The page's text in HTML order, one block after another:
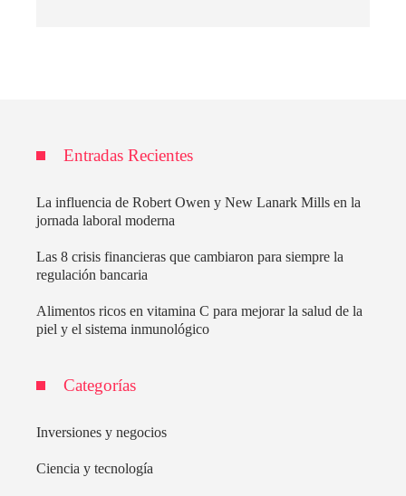
Entradas Recientes
La influencia de Robert Owen y New Lanark Mills en la
jornada laboral moderna
Las 8 crisis financieras que cambiaron para siempre la
regulación bancaria
Alimentos ricos en vitamina C para mejorar la salud de la
piel y el sistema inmunológico
Categorías
Inversiones y negocios
Ciencia y tecnología